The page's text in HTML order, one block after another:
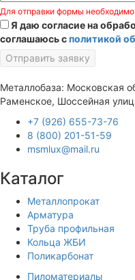
Для отправки формы необходимо
Я даю согласие на
соглашаюсь сполитикой
Отправить заявку
Металлобаза: Московская
Раменское, Шоссейная
+7 (926) 655-73-76
8 (800) 201-51-59
msmlux@mail.ru
Каталог
Металлопрокат
Арматура
Труба профильная
Кольца ЖБИ
Поликарбонат
Пиломатериалы